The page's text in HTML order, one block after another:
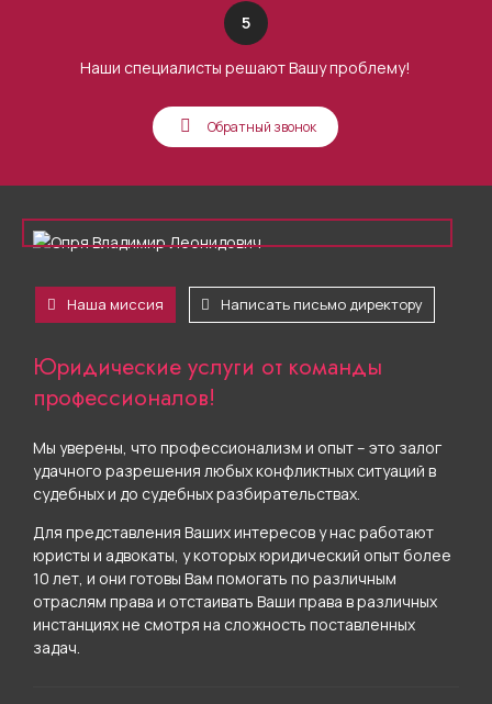
5
Наши специалисты решают Вашу проблему!
Обратный звонок
Наша миссия Написать письмо директору
Юридические услуги от команды
профессионалов!
Мы уверены, что профессионализм и опыт – это залог
удачного разрешения любых конфликтных ситуаций в
судебных и до судебных разбирательствах.
Для представления Ваших интересов у нас работают
юристы и адвокаты, у которых юридический опыт более
10 лет, и они готовы Вам помогать по различным
отраслям права и отстаивать Ваши права в различных
инстанциях не смотря на сложность поставленных
задач.